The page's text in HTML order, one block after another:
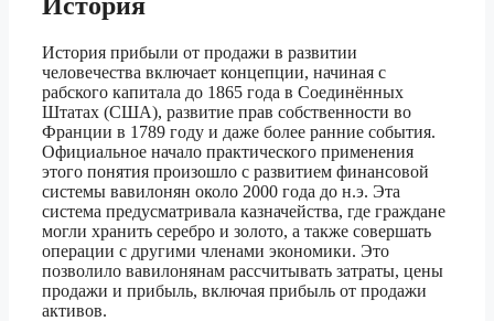
История прибыли от продажи в развитии
человечества включает концепции, начиная с
рабского капитала до 1865 года в Соединённых
Штатах (США), развитие прав собственности во
Франции в 1789 году и даже более ранние события.
Официальное начало практического применения
этого понятия произошло с развитием финансовой
системы вавилонян около 2000 года до н.э. Эта
система предусматривала казначейства, где граждане
могли хранить серебро и золото, а также совершать
операции с другими членами экономики. Это
позволило вавилонянам рассчитывать затраты, цены
продажи и прибыль, включая прибыль от продажи
активов.